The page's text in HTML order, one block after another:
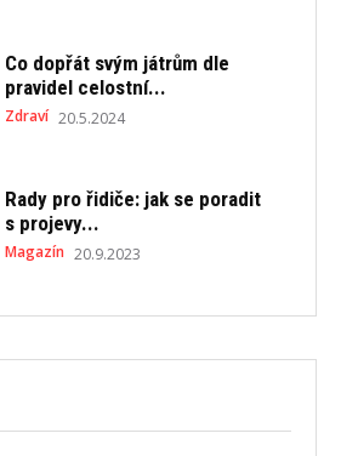
Co dopřát svým játrům dle
pravidel celostní...
Zdraví 20.5.2024
Rady pro řidiče: jak se poradit
s projevy...
Magazín 20.9.2023